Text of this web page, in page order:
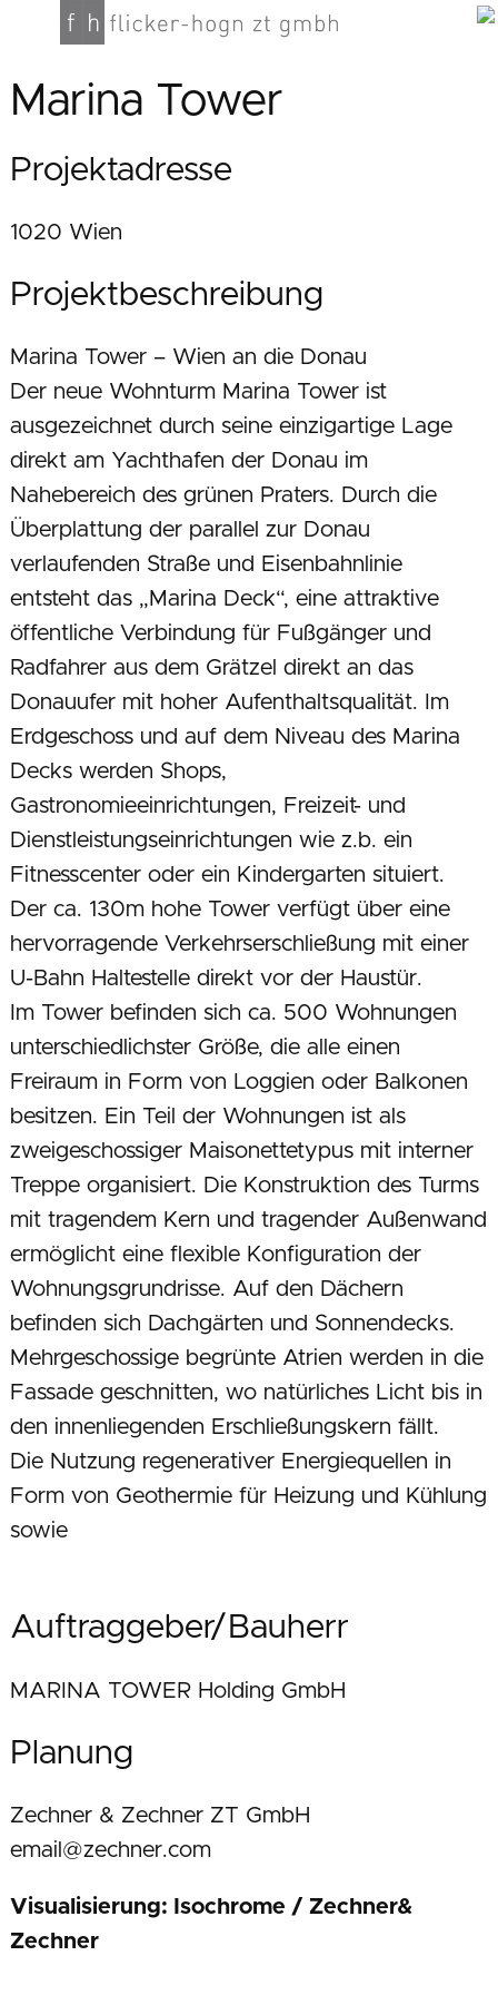
Marina Tower
Projektadresse
1020 Wien
Projektbeschreibung
Marina Tower – Wien an die Donau
Der neue Wohnturm Marina Tower ist
ausgezeichnet durch seine einzigartige Lage
direkt am Yachthafen der Donau im
Nahebereich des grünen Praters. Durch die
Überplattung der parallel zur Donau
verlaufenden Straße und Eisenbahnlinie
entsteht das „Marina Deck“, eine attraktive
öffentliche Verbindung für Fußgänger und
Radfahrer aus dem Grätzel direkt an das
Donauufer mit hoher Aufenthaltsqualität. Im
Erdgeschoss und auf dem Niveau des Marina
Decks werden Shops,
Gastronomieeinrichtungen, Freizeit- und
Dienstleistungseinrichtungen wie z.b. ein
Fitnesscenter oder ein Kindergarten situiert.
Der ca. 130m hohe Tower verfügt über eine
hervorragende Verkehrserschließung mit einer
U-Bahn Haltestelle direkt vor der Haustür.
Im Tower befinden sich ca. 500 Wohnungen
unterschiedlichster Größe, die alle einen
Freiraum in Form von Loggien oder Balkonen
besitzen. Ein Teil der Wohnungen ist als
zweigeschossiger Maisonettetypus mit interner
Treppe organisiert. Die Konstruktion des Turms
mit tragendem Kern und tragender Außenwand
ermöglicht eine flexible Konfiguration der
Wohnungsgrundrisse. Auf den Dächern
befinden sich Dachgärten und Sonnendecks.
Mehrgeschossige begrünte Atrien werden in die
Fassade geschnitten, wo natürliches Licht bis in
den innenliegenden Erschließungskern fällt.
Die Nutzung regenerativer Energiequellen in
Form von Geothermie für Heizung und Kühlung
sowie
Auftraggeber/Bauherr
MARINA TOWER Holding GmbH
Planung
Zechner & Zechner ZT GmbH
email@zechner.com
Visualisierung: Isochrome / Zechner&
Zechner